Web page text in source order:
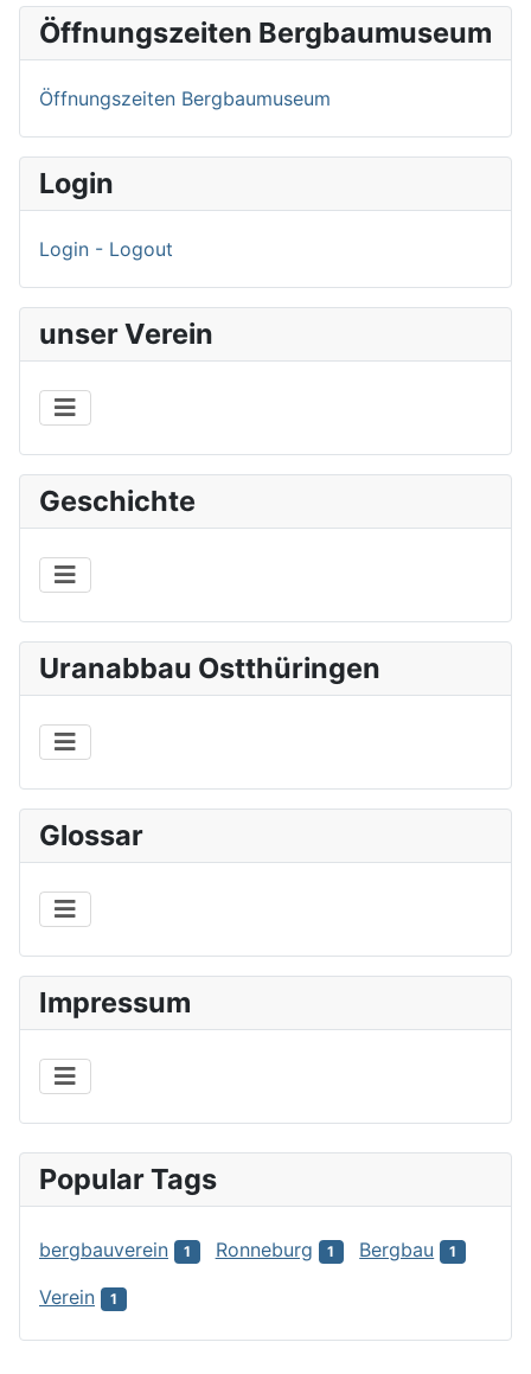
Öffnungszeiten Bergbaumuseum
Öffnungszeiten Bergbaumuseum
Login
Login - Logout
unser Verein
Geschichte
Uranabbau Ostthüringen
Glossar
Impressum
Popular Tags
bergbauverein 1 Ronneburg 1 Bergbau 1
Verein 1